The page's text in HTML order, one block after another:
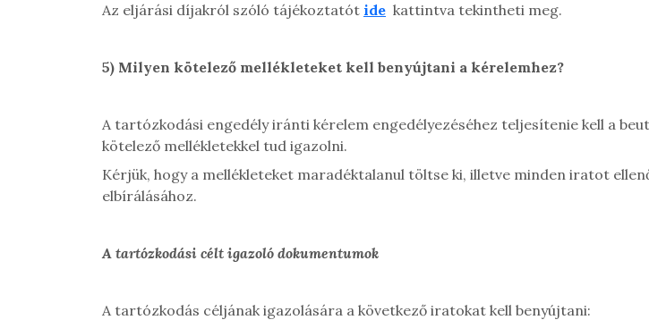
Az eljárási díjakról szóló tájékoztatót ide kattintva tekintheti meg.
5) Milyen kötelező mellékleteket kell benyújtani a kérelemhez?
A tartózkodási engedély iránti kérelem engedélyezéséhez teljesítenie kell a
kötelező mellékletekkel tud igazolni.
Kérjük, hogy a mellékleteket maradéktalanul töltse ki, illetve minden iratot
elbírálásához.
A tartózkodási célt igazoló dokumentumok
A tartózkodás céljának igazolására a következő iratokat kell benyújtani: